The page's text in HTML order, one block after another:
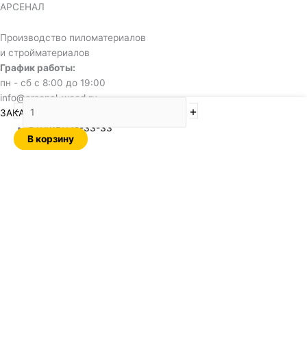
АРСЕНАЛ
Производство пиломатериалов
и стройматериалов
График работы:
пн - сб с 8:00 до 19:00
info@arsenal-wood.ru
ЗАКАЗАТЬ ЗВОНОК
+7(495)128-33-33
-
Количество
товара
OSB
2500х1250х18мм
+
В корзину